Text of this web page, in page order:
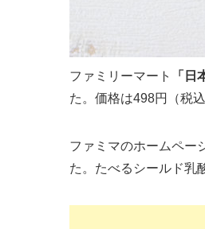
ファミリーマート 「
た。価格は498円（税
ファミマのホームペー
た。たべるシールド乳